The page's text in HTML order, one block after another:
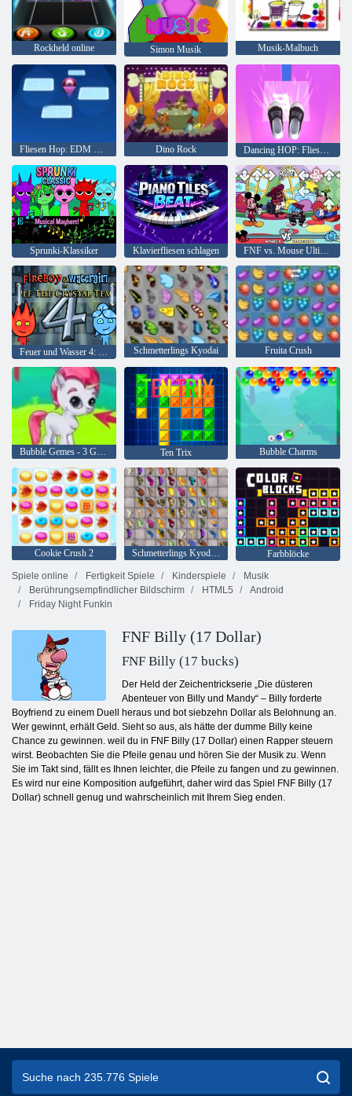
Rockheld online Simon Musik Musik-Malbuch
Fliesen Hop: EDM Rush! Dino Rock Dancing HOP: Fliesen Ball EDM Rush
Sprunki-Klassiker Klavierfliesen schlagen FNF vs. Mouse Ultimate
Schmetterlings Kyodai Fruita Crush
Bubble Gemes - 3 Gewinnt Ten Trix Bubble Charms
Cookie Crush 2 Schmetterlings Kyodai HD
Farbblöcke
Spiele online
Fertigkeit Spiele Kinderspiele
Musik
Berührungsempfindlicher Bildschirm
HTML5
Android
Friday Night Funkin
FNF Billy (17 Dollar)
FNF Billy (17 bucks)
Der Held der Zeichentrickserie „Die düsteren
Abenteuer von Billy und Mandy“ – Billy forderte
Boyfriend zu einem Duell heraus und bot siebzehn Dollar als Belohnung an.
Wer gewinnt, erhält Geld. Sieht so aus, als hätte der dumme Billy keine
Chance zu gewinnen. weil du in FNF Billy (17 Dollar) einen Rapper steuern
wirst. Beobachten Sie die Pfeile genau und hören Sie der Musik zu. Wenn
Sie im Takt sind, fällt es Ihnen leichter, die Pfeile zu fangen und zu gewinnen.
Es wird nur eine Komposition aufgeführt, daher wird das Spiel FNF Billy (17
Dollar) schnell genug und wahrscheinlich mit Ihrem Sieg enden.